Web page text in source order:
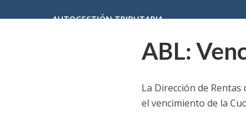
AUTOGESTIÓN TRIBUTARIA
ABL:
La Dirección de
el vencimiento de la